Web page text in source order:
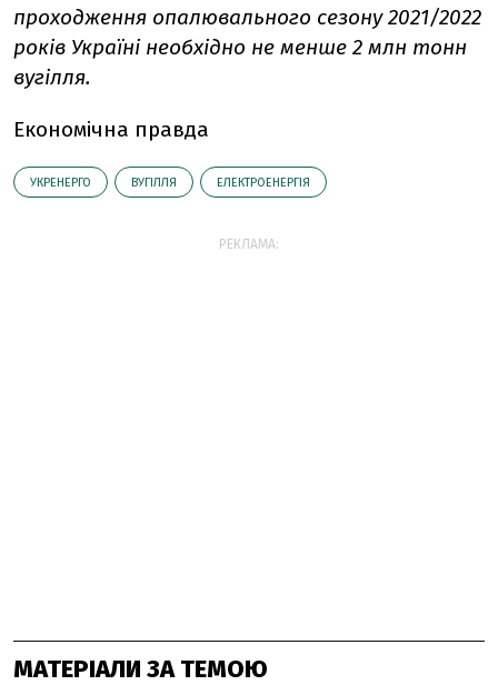
проходження опалювального сезону 2021/2022
років Україні необхідно не менше 2 млн тонн
вугілля.
Економічна правда
УКРЕНЕРГО ВУГІЛЛЯ ЕЛЕКТРОЕНЕРГІЯ
РЕКЛАМА:
МАТЕРІАЛИ ЗА ТЕМОЮ